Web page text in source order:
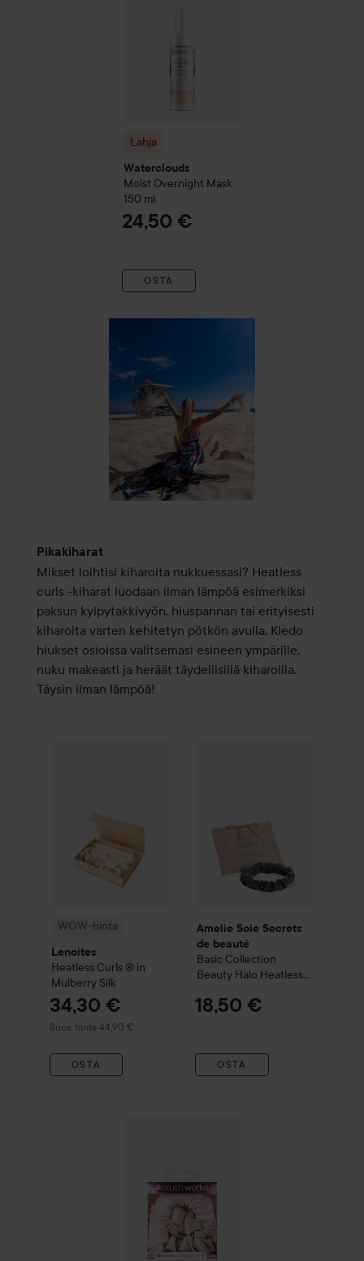
Lahja
Waterclouds
Moist Overnight Mask
150 ml
24,50 €
OSTA
Pikakiharat
Mikset loihtisi kiharoita nukkuessasi? Heatless
curls -kiharat luodaan ilman lämpöä esimerkiksi
paksun kylpytakkivyön, hiuspannan tai erityisesti
kiharoita varten kehitetyn pötkön avulla. Kiedo
hiukset osioissa valitsemasi esineen ympärille,
nuku makeasti ja heräät täydellisillä kiharoilla.
Täysin ilman lämpöä!
WOW-hinta
Lenoites
Heatless Curls ® in
Mulberry Silk
34,30 €
Suos. hinta 44,90 €
Suositeltu hinta 44,90 €
OSTA
Amelie Soie Secrets
de beauté
Basic Collection
Beauty Halo Heatless
18,50 €
OSTA